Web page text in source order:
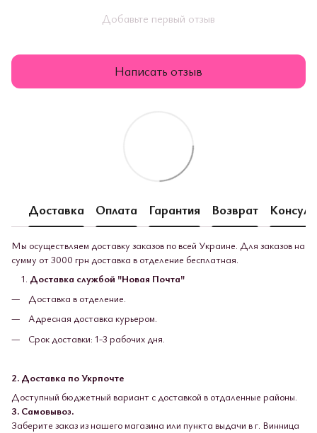
Добавьте первый отзыв
Написать отзыв
Доставка Оплата Гарантия Возврат
Мы осуществляем доставку заказов по всей Украине. Для заказов на
сумму от 3000 грн доставка в отделение бесплатная.
Доставка службой "Новая Почта"
Доставка в отделение.
Адресная доставка курьером.
Срок доставки: 1-3 рабочих дня.
2. Доставка по Укрпочте
Доступный бюджетный вариант с доставкой в ​​отдаленные районы.
3. Самовывоз.
Заберите заказ из нашего магазина или пункта выдачи в г. Винница